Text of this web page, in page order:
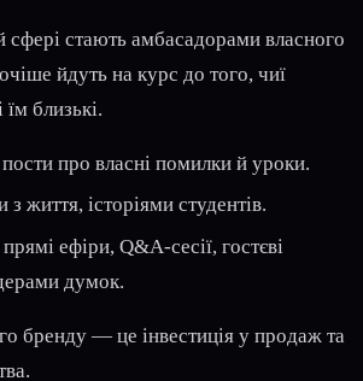
сфері стають амбасадорами власного
йдуть на курс до того, чиї
їм близькі.
пости про власні помилки й уроки.
з життя, історіями студентів.
ефіри, Q&A-сесії, гостєві
думок.
бренду — це інвестиція у продаж та